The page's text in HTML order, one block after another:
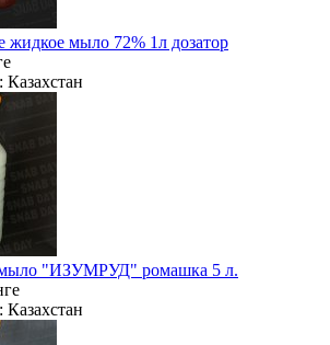
жидкое мыло 72% 1л дозатор
Казахстан
"ИЗУМРУД" ромашка 5 л.
Казахстан